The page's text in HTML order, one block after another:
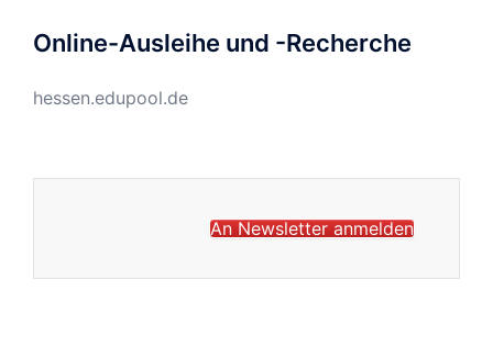
Online-Ausleihe und -Recherche
hessen.edupool.de
An Newsletter anmelden